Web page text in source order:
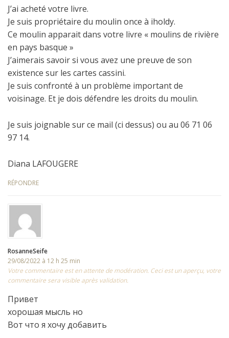
J’ai acheté votre livre.
Je suis propriétaire du moulin once à iholdy.
Ce moulin apparait dans votre livre « moulins de rivière
en pays basque »
J’aimerais savoir si vous avez une preuve de son
existence sur les cartes cassini.
Je suis confronté à un problème important de
voisinage. Et je dois défendre les droits du moulin.
Je suis joignable sur ce mail (ci dessus) ou au 06 71 06
97 14.
Diana LAFOUGERE
RÉPONDRE
RosanneSeife
29/08/2022 à 12 h 25 min
Votre commentaire est en attente de modération. Ceci est un aperçu, votre
commentaire sera visible après validation.
Привет
хорошая мысль но
Вот что я хочу добавить